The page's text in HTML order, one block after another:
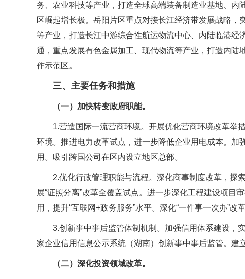
务、农业科技等产业，打造全球高端装备制造业基地、
区崛起增长极。岳阳片区重点对接长江经济带发展战略
等产业，打造长江中游综合性航运物流中心、内陆临港
通，重点发展有色金属加工、现代物流等产业，打造内
作示范区。
三、主要任务和措施
（一）加快转变政府职能。
1.营造国际一流营商环境。开展优化营商环境改革举
环境。推进电力改革试点，进一步降低企业用电成本。
用。吸引跨国公司在区内设立地区总部。
2.优化行政管理职能与流程。深化商事制度改革，探
展“证照分离”改革全覆盖试点。进一步深化工程建设项目
用，提升“互联网+政务服务”水平。深化“一件事一次办”改革
3.创新事中事后监管体制机制。加强信用体系建设，
家企业信用信息公示系统（湖南）创新事中事后监管。建
（二）深化投资领域改革。